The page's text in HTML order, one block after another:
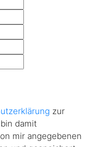
zur
damit
mir angegebenen